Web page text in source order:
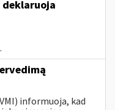
deklaruoja
.
informuoja, kad